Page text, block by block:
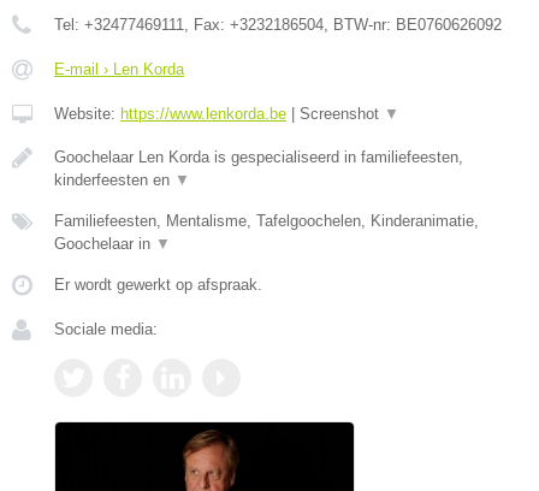
Tel: +32477469111, Fax: +3232186504, BTW-nr: BE0760626092
E-mail › Len Korda
Website: https://www.lenkorda.be Screenshot ▼
Goochelaar Len Korda is gespecialiseerd in familiefeesten,
kinderfeesten en ▼
Familiefeesten, Mentalisme, Tafelgoochelen, Kinderanimatie,
Goochelaar in ▼
Er wordt gewerkt op afspraak.
Sociale media: